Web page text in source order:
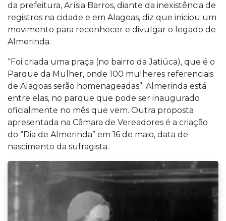
da prefeitura, Arísia Barros, diante da inexistência de
registros na cidade e em Alagoas, diz que iniciou um
movimento para reconhecer e divulgar o legado de
Almerinda.
“Foi criada uma praça (no bairro da Jatiúca), que é o
Parque da Mulher, onde 100 mulheres referenciais
de Alagoas serão homenageadas”. Almerinda está
entre elas, no parque que pode ser inaugurado
oficialmente no mês que vem. Outra proposta
apresentada na Câmara de Vereadores é a criação
do “Dia de Almerinda” em 16 de maio, data de
nascimento da sufragista.